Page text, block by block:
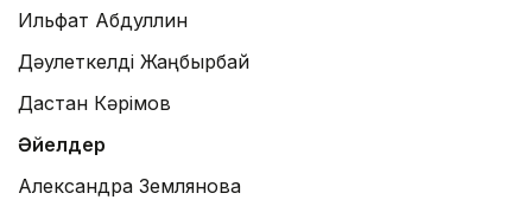
Ильфат Абдуллин
Дәулеткелді Жаңбырбай
Дастан Кәрімов
Әйелдер
Александра Землянова